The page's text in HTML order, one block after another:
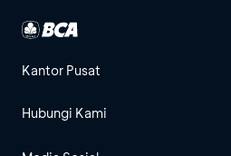
Kantor Pusat
Hubungi Kami